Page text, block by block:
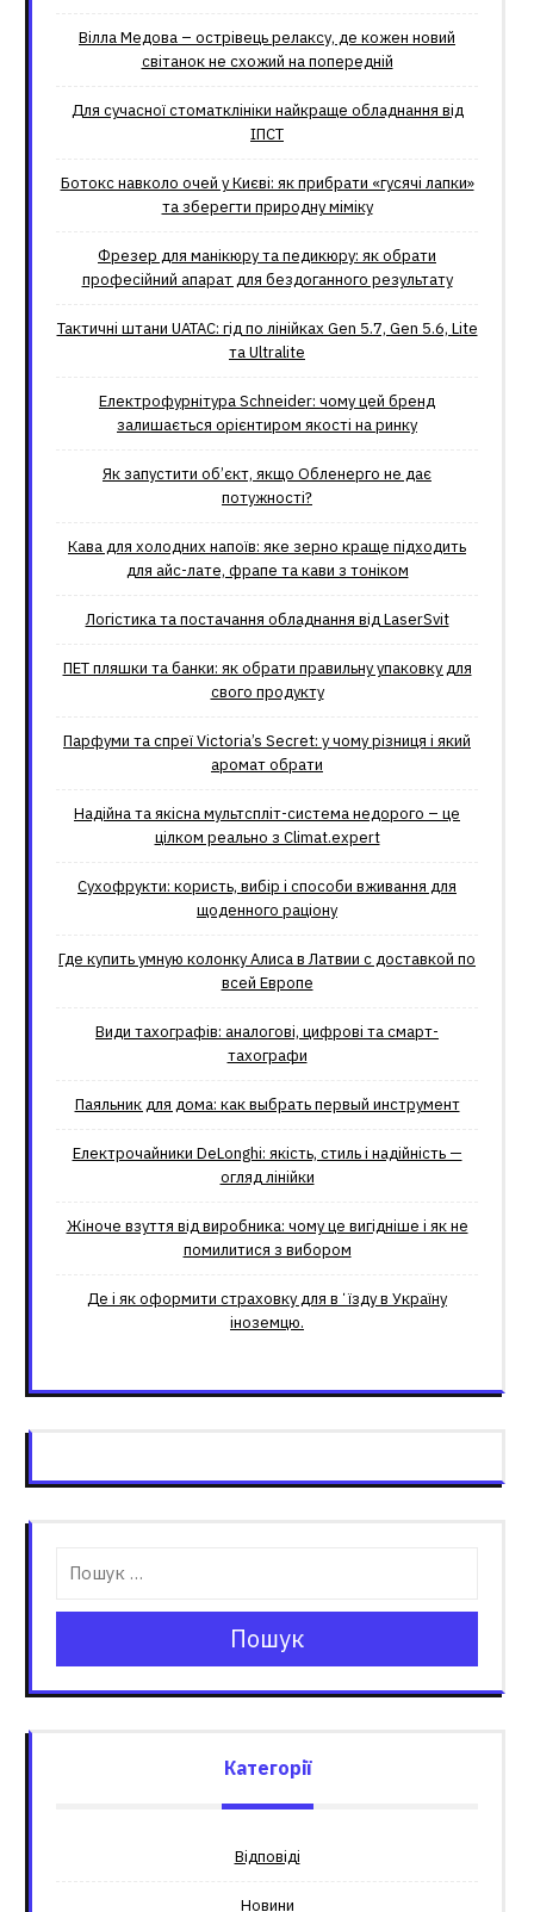
Вілла Медова – острівець релаксу, де кожен новий
світанок не схожий на попередній
Для сучасної стоматклініки найкраще обладнання від
ІПСТ
Ботокс навколо очей у Києві: як прибрати «гусячі лапки»
та зберегти природну міміку
Фрезер для манікюру та педикюру: як обрати
професійний апарат для бездоганного результату
Тактичні штани UATAC: гід по лінійках Gen 5.7, Gen 5.6, Lite
та Ultralite
Електрофурнітура Schneider: чому цей бренд
залишається орієнтиром якості на ринку
Як запустити об’єкт, якщо Обленерго не дає
потужності?
Кава для холодних напоїв: яке зерно краще підходить
для айс-лате, фрапе та кави з тоніком
Логістика та постачання обладнання від LaserSvit
ПЕТ пляшки та банки: як обрати правильну упаковку для
свого продукту
Парфуми та спреї Victoria’s Secret: у чому різниця і який
аромат обрати
Надійна та якісна мультспліт-система недорого – це
цілком реально з Climat.еxpert
Сухофрукти: користь, вибір і способи вживання для
щоденного раціону
Где купить умную колонку Алиса в Латвии с доставкой по
всей Европе
Види тахографів: аналогові, цифрові та смарт-
тахографи
Паяльник для дома: как выбрать первый инструмент
Електрочайники DeLonghi: якість, стиль і надійність —
огляд лінійки
Жіноче взуття від виробника: чому це вигідніше і як не
помилитися з вибором
Де і як оформити страховку для вʼїзду в Україну
іноземцю.
Пошук
Категорії
Відповіді
Новини